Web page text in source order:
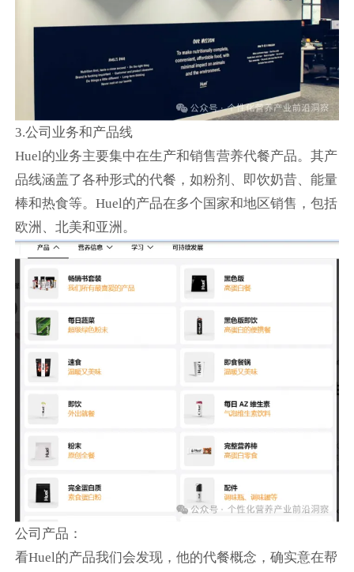
3.公司业务和产品线
Huel的业务主要集中在生产和销售营养代餐产品。其产
品线涵盖了各种形式的代餐，如粉剂、即饮奶昔、能量
棒和热食等。Huel的产品在多个国家和地区销售，包括
欧洲、北美和亚洲。
公司产品：
看Huel的产品我们会发现，他的代餐概念，确实意在帮